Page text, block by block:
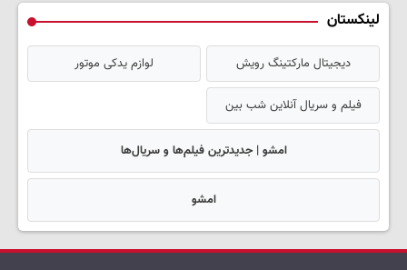
لینکستان
دیجیتال مارکتینگ رویش لوازم یدکی موتور
فیلم و سریال آنلاین شب بین
امشو | جدیدترین فیلم‌ها و سریال‌ها
امشو